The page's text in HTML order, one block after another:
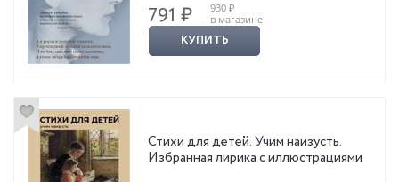
791 ₽
930 ₽
в магазине
КУПИТЬ
Стихи для детей. Учим наизусть.
Избранная лирика с иллюстрациями